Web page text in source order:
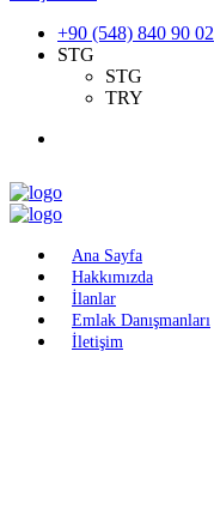
+90 (548) 840 90 02
STG
STG
TRY
Ana Sayfa
Hakkımızda
İlanlar
Emlak Danışmanları
İletişim